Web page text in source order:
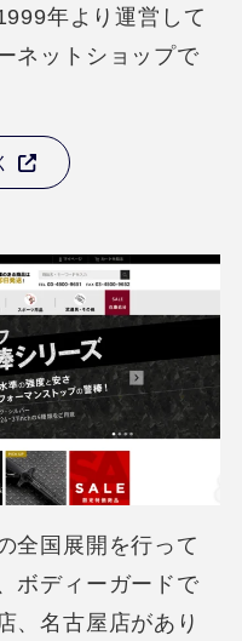
年より運営して
ネットショップで
全国展開を行って
ボディーガードで
、名古屋店があり